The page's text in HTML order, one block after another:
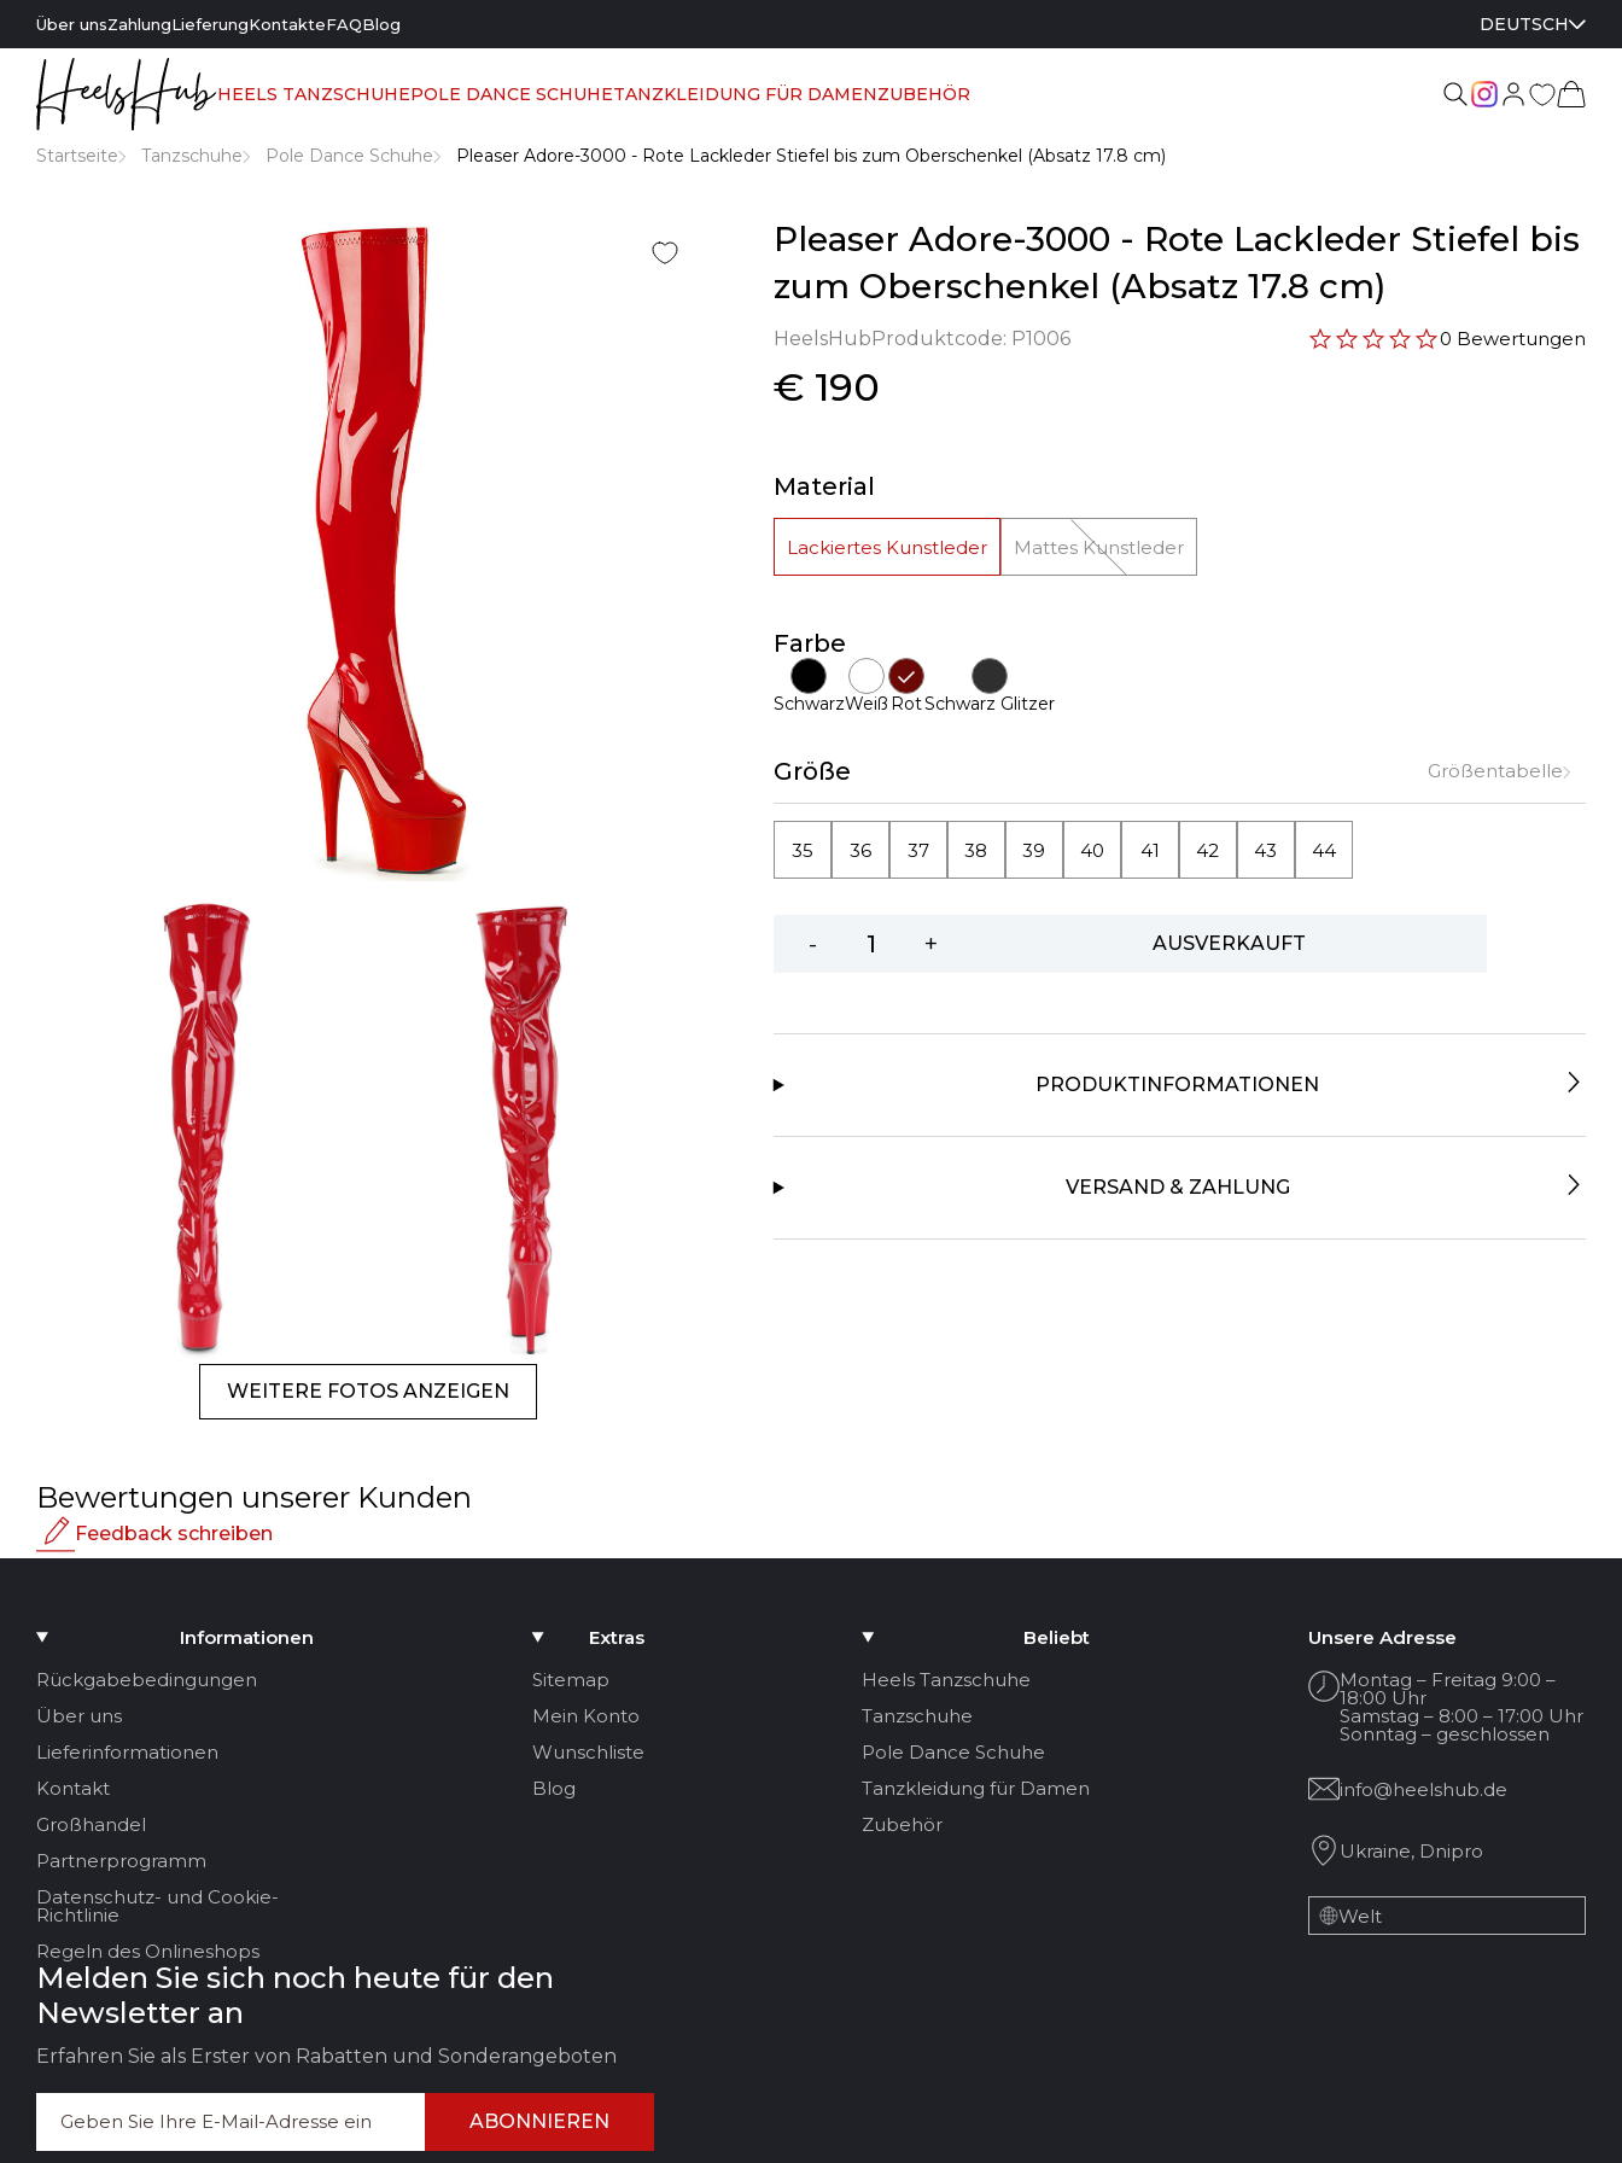
Über unsZahlungLieferungKontakteFAQBlog DEUTSCH
HEELS TANZSCHUHEPOLE DANCE SCHUHETANZKLEIDUNG FÜR DAMENZUBEHÖR
Startseite Tanzschuhe Pole Dance Schuhe Pleaser Adore-3000 - Rote Lackleder Stiefel bis zum Oberschenkel (Absatz 17.8 cm)
WEITERE FOTOS ANZEIGEN
Pleaser Adore-3000 - Rote Lackleder Stiefel bis
zum Oberschenkel (Absatz 17.8 cm)
HeelsHubProduktcode: P1006 0 Bewertungen
€ 190
Material
Lackiertes Kunstleder Mattes Kunstleder
Farbe
SchwarzWeiß RotSchwarz Glitzer
Größe Größentabelle
35 36 37 38 39 40 41 42 43 44
- + AUSVERKAUFT
PRODUKTINFORMATIONEN
VERSAND & ZAHLUNG
Bewertungen unserer Kunden
Feedback schreiben
Ihr Name
Ihre E-Mail
Titel der Bewertung
Ihr Feedback:
Informationen
Rückgabebedingungen
Über uns
Lieferinformationen
Kontakt
Großhandel
Partnerprogramm
Datenschutz- und Cookie-
Richtlinie
Regeln des Onlineshops
Extras
Sitemap
Mein Konto
Wunschliste
Blog
Beliebt
Heels Tanzschuhe
Tanzschuhe
Pole Dance Schuhe
Tanzkleidung für Damen
Zubehör
Unsere Adresse
Montag – Freitag 9:00 –
18:00 Uhr
Samstag – 8:00 – 17:00 Uhr
Sonntag – geschlossen
info@heelshub.de
Ukraine, Dnipro
Welt
Melden Sie sich noch heute für den
Newsletter an
Erfahren Sie als Erster von Rabatten und Sonderangeboten
ABONNIEREN